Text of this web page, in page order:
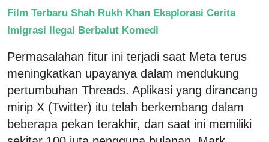
Film Terbaru Shah Rukh Khan Eksplorasi Cerita
Imigrasi Ilegal Berbalut Komedi
Permasalahan fitur ini terjadi saat Meta terus
meningkatkan upayanya dalam mendukung
pertumbuhan Threads. Aplikasi yang dirancang
mirip X (Twitter) itu telah berkembang dalam
beberapa pekan terakhir, dan saat ini memiliki